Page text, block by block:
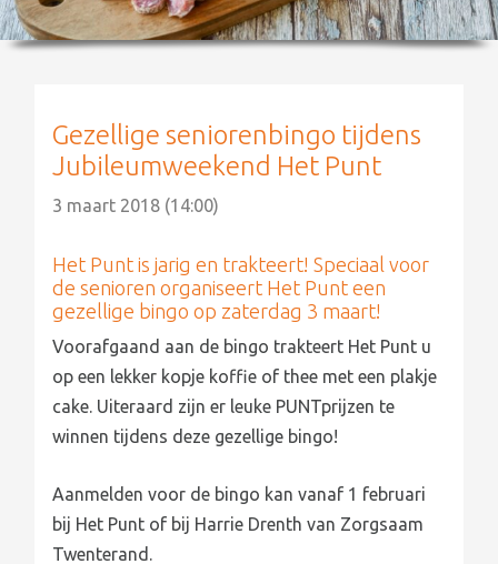
over ons
Gezellige seniorenbingo tijdens
Jubileumweekend Het Punt
3 maart 2018 (14:00)
Het Punt is jarig en trakteert! Speciaal voor
de senioren organiseert Het Punt een
gezellige bingo op zaterdag 3 maart!
Voorafgaand aan de bingo trakteert Het Punt u
op een lekker kopje koffie of thee met een plakje
cake. Uiteraard zijn er leuke PUNTprijzen te
winnen tijdens deze gezellige bingo!
Aanmelden voor de bingo kan vanaf 1 februari
bij Het Punt of bij Harrie Drenth van Zorgsaam
Twenterand.